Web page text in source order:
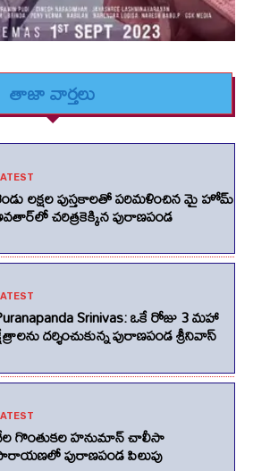
తాజా వార్తలు
లక్షల పుస్తకాలతో పరిమళించిన మై హోమ్
చరిత్రకెక్కిన పురాణపండ
Srinivas: ఒకే రోజు 3 మహా
దర్శించుకున్న పురాణపండ శ్రీనివాస్
గొంతుకల హనుమాన్ చాలీసా
పురాణపండ పిలుపు